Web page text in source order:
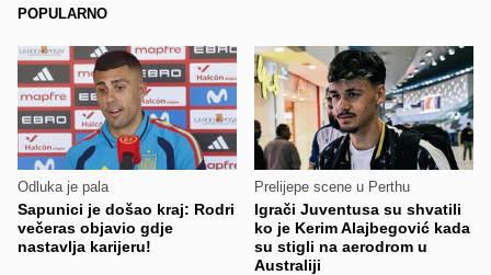
POPULARNO
Odluka je pala
Sapunici je došao kraj: Rodri
večeras objavio gdje
nastavlja karijeru!
Prelijepe scene u Perthu
Igrači Juventusa su shvatili
ko je Kerim Alajbegović kada
su stigli na aerodrom u
Australiji